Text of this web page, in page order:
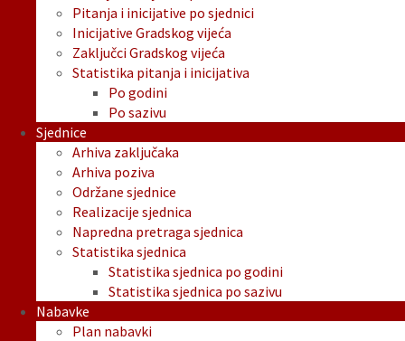
Pitanja i inicijative po sjednici
Inicijative Gradskog vijeća
Zaključci Gradskog vijeća
Statistika pitanja i inicijativa
Po godini
Po sazivu
Sjednice
Arhiva zaključaka
Arhiva poziva
Održane sjednice
Realizacije sjednica
Napredna pretraga sjednica
Statistika sjednica
Statistika sjednica po godini
Statistika sjednica po sazivu
Nabavke
Plan nabavki